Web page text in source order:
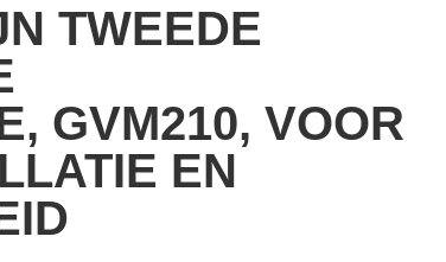
TWEEDE
GVM210, VOOR
EN